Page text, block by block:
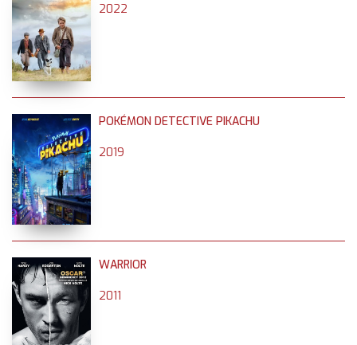
2022
POKÉMON DETECTIVE PIKACHU
2019
WARRIOR
2011